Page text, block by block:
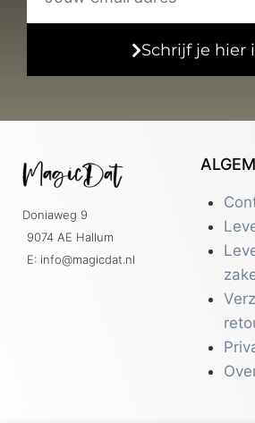
Schrijf je hier
Doniaweg 9
9074 AE Hallum
E: info@magicdat.nl